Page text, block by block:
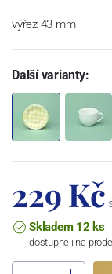
výřez 43 mm
Další varianty:
229 Kč
Skladem 12 ks
dostupné i na